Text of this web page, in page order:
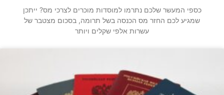
כספי המעשר שלכם נתרמו למוסדות מוכרים לצרכי מס? ייתכן
שמגיע לכם החזר מס הכנסה בשל תרומה, בסכום מצטבר של
עשרות אלפי שקלים ויותר